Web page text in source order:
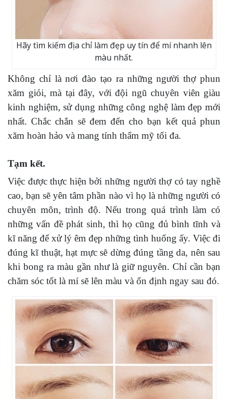
Hãy tìm kiếm địa chỉ làm đẹp uy tín để mí nhanh lên
màu nhất.
Không chỉ là nơi đào tạo ra những người thợ phun
xăm giỏi, mà tại đây, với đội ngũ chuyên viên giàu
kinh nghiệm, sử dụng những công nghệ làm đẹp mới
nhất. Chắc chắn sẽ đem đến cho bạn kết quả phun
xăm hoàn hảo và mang tính thẩm mỹ tối đa.
Tạm kết.
Việc được thực hiện bởi những người thợ có tay nghề
cao, bạn sẽ yên tâm phần nào vì họ là những người có
chuyên môn, trình độ. Nếu trong quá trình làm có
những vấn đề phát sinh, thì họ cũng đủ bình tĩnh và
kĩ năng để xử lý êm đẹp những tình huống ấy. Việc đi
đúng kĩ thuật, hạt mực sẽ dừng đúng tầng da, nên sau
khi bong ra màu gần như là giữ nguyên. Chỉ cần bạn
chăm sóc tốt là mí sẽ lên màu và ổn định ngay sau đó.